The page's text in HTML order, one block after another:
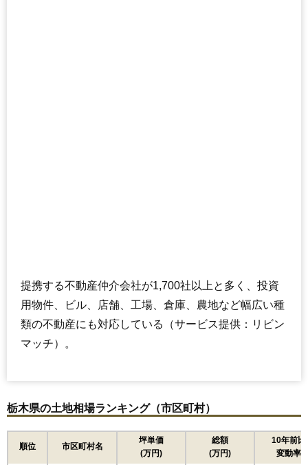
提携する不動産仲介会社が1,700社以上と多く、投資
用物件、ビル、店舗、工場、倉庫、農地など幅広い種
類の不動産にも対応している（サービス提供：リビン
マッチ）。
栃木県の土地相場ランキング（市区町村）
順位 市区町村名
坪単価
(万円)
総額
(万円)
10年前比
変動率